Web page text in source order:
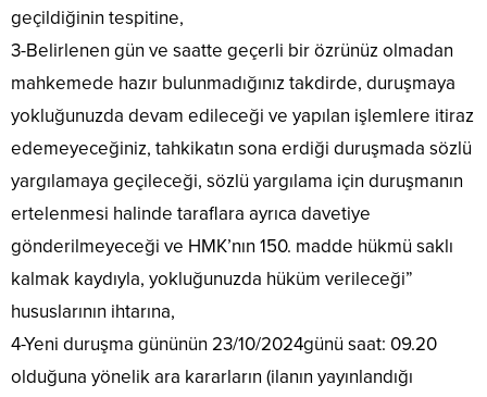
geçildiğinin tespitine,
3-Belirlenen gün ve saatte geçerli bir özrünüz olmadan
mahkemede hazır bulunmadığınız takdirde, duruşmaya
yokluğunuzda devam edileceği ve yapılan işlemlere itiraz
edemeyeceğiniz, tahkikatın sona erdiği duruşmada sözlü
yargılamaya geçileceği, sözlü yargılama için duruşmanın
ertelenmesi halinde taraflara ayrıca davetiye
gönderilmeyeceği ve HMK’nın 150. madde hükmü saklı
kalmak kaydıyla, yokluğunuzda hüküm verileceği”
hususlarının ihtarına,
4-Yeni duruşma gününün 23/10/2024günü saat: 09.20
olduğuna yönelik ara kararların (ilanın yayınlandığı